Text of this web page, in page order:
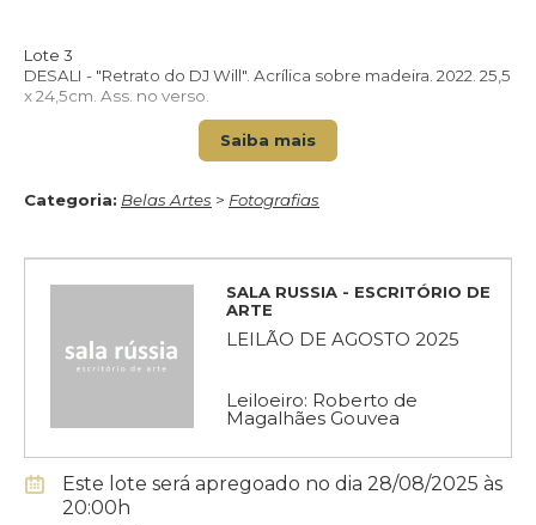
Lote 3
DESALI - "Retrato do DJ Will". Acrílica sobre madeira. 2022. 25,5
x 24,5cm. Ass. no verso.
Saiba mais
Categoria: Belas Artes > Fotografias
SALA RUSSIA - ESCRITÓRIO DE
ARTE
LEILÃO DE AGOSTO 2025
Leiloeiro: Roberto de
Magalhães Gouvea
Este lote será apregoado no dia 28/08/2025 às
20:00h